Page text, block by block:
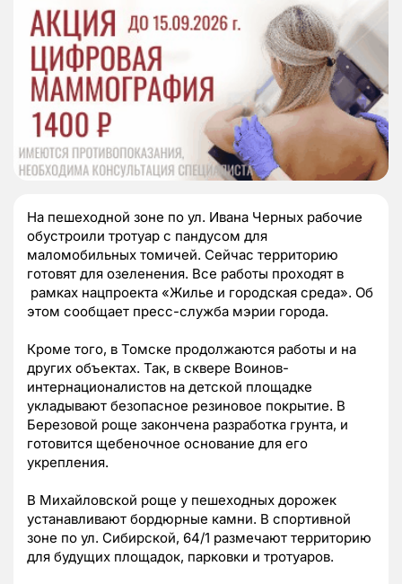
На пешеходной зоне по ул. Ивана Черных рабочие
обустроили тротуар с пандусом для
маломобильных томичей. Сейчас территорию
готовят для озеленения. Все работы проходят в
рамках нацпроекта «Жилье и городская среда». Об
этом сообщает пресс-служба мэрии города.
Кроме того, в Томске продолжаются работы и на
других объектах. Так, в сквере Воинов-
интернационалистов на детской площадке
укладывают безопасное резиновое покрытие. В
Березовой роще закончена разработка грунта, и
готовится щебеночное основание для его
укрепления.
В Михайловской роще у пешеходных дорожек
устанавливают бордюрные камни. В спортивной
зоне по ул. Сибирской, 64/1 размечают территорию
для будущих площадок, парковки и тротуаров.